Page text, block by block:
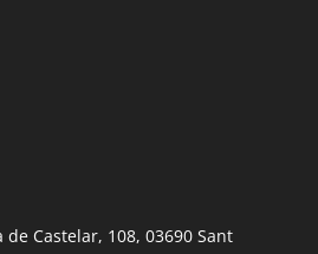
de Castelar, 108, 03690 Sant